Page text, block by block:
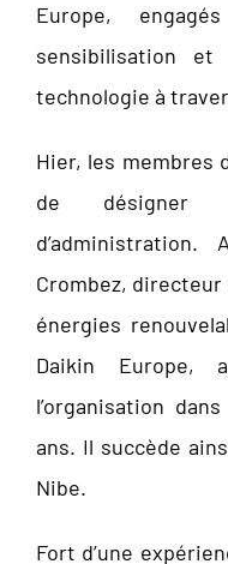
Europe,
sensibilisation
technologie à
Hier, les membres
de désigner
Crombez,
énergies
Daikin
l’organisation
ans. Il succède
Nibe.
Fort d’une